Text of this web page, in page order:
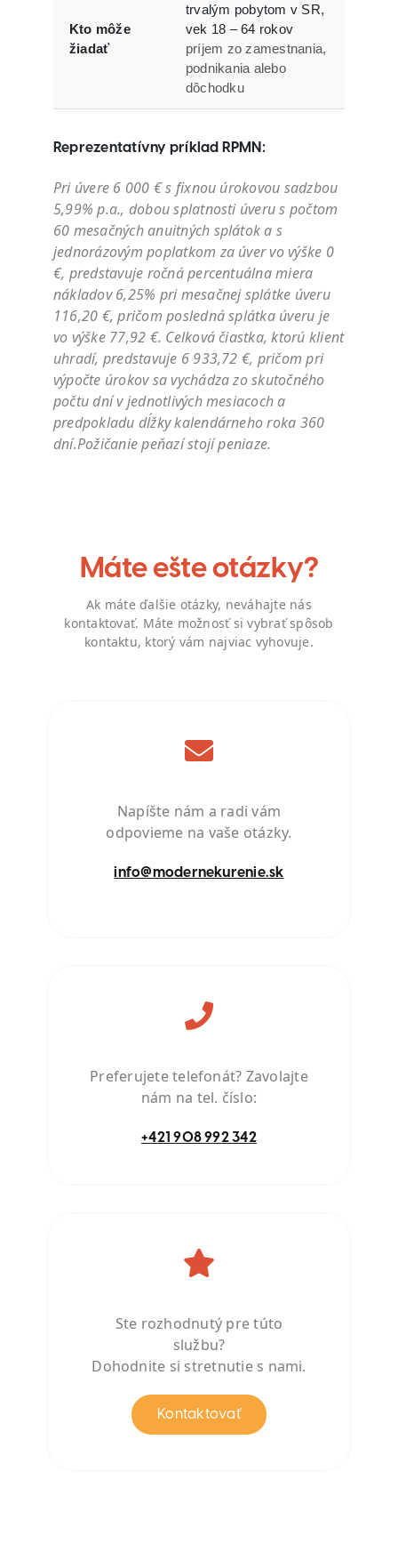
Kto môže
žiadať
trvalým pobytom v SR,
vek 18 – 64 rokov
príjem zo zamestnania,
podnikania alebo
dôchodku
Reprezentatívny príklad RPMN:
Pri úvere 6 000 € s fixnou úrokovou sadzbou
5,99% p.a., dobou splatnosti úveru s počtom
60 mesačných anuitných splátok a s
jednorázovým poplatkom za úver vo výške 0
€, predstavuje ročná percentuálna miera
nákladov 6,25% pri mesačnej splátke úveru
116,20 €, pričom posledná splátka úveru je
vo výške 77,92 €. Celková čiastka, ktorú klient
uhradí, predstavuje 6 933,72 €, pričom pri
výpočte úrokov sa vychádza zo skutočného
počtu dní v jednotlivých mesiacoch a
predpokladu dĺžky kalendárneho roka 360
dní.Požičanie peňazí stojí peniaze.
Máte ešte otázky?
Ak máte ďalšie otázky, neváhajte nás
kontaktovať. Máte možnosť si vybrať spôsob
kontaktu, ktorý vám najviac vyhovuje.
Napíšte nám a radi vám
odpovieme na vaše otázky.
info@modernekurenie.sk
Preferujete telefonát? Zavolajte
nám na tel. číslo:
+421 908 992 342
Ste rozhodnutý pre túto
službu?
Dohodnite si stretnutie s nami.
Kontaktovať